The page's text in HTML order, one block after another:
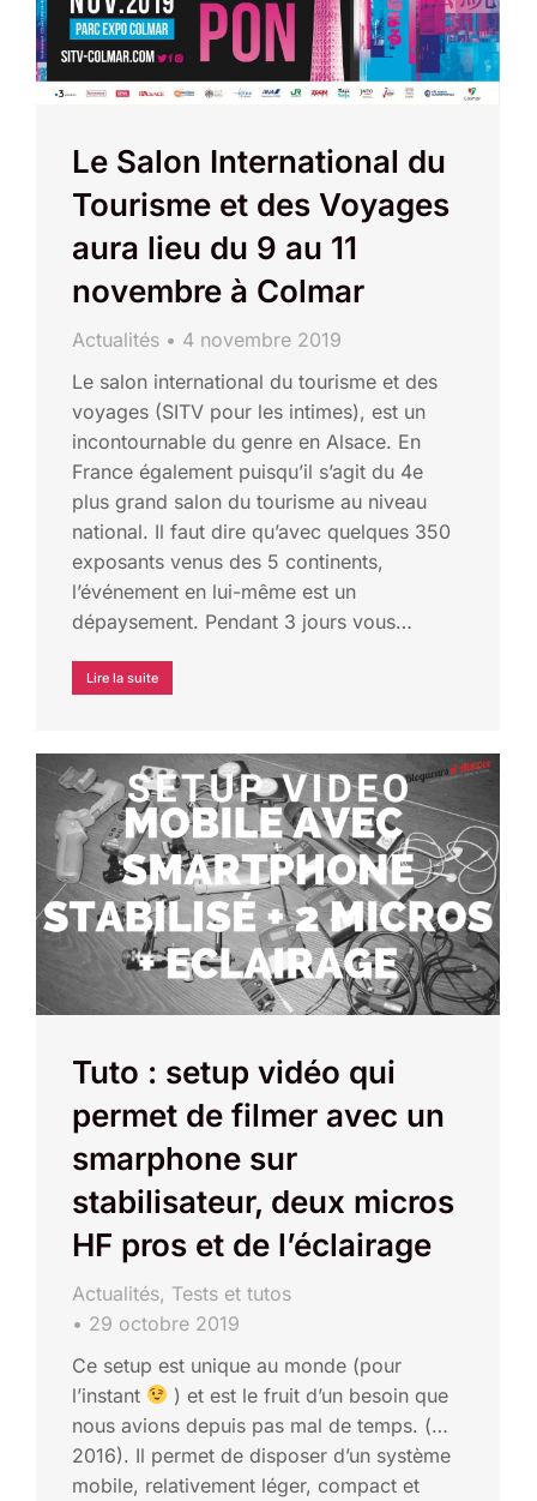
Le Salon International du
Tourisme et des Voyages
aura lieu du 9 au 11
novembre à Colmar
Actualités
4 novembre 2019
Le salon international du tourisme et des
voyages (SITV pour les intimes), est un
incontournable du genre en Alsace. En
France également puisqu’il s’agit du 4e
plus grand salon du tourisme au niveau
national. Il faut dire qu’avec quelques 350
exposants venus des 5 continents,
l’événement en lui-même est un
dépaysement. Pendant 3 jours vous…
Lire la suite
Tuto : setup vidéo qui
permet de filmer avec un
smarphone sur
stabilisateur, deux micros
HF pros et de l’éclairage
Actualités, Tests et tutos
29 octobre 2019
Ce setup est unique au monde (pour
l’instant
) et est le fruit d’un besoin que
nous avions depuis pas mal de temps. (…
2016). Il permet de disposer d’un système
mobile, relativement léger, compact et